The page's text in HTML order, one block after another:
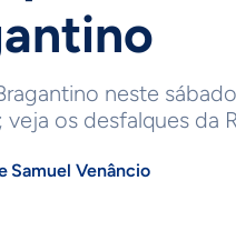
neste
os desfalques da
Samuel Venâncio